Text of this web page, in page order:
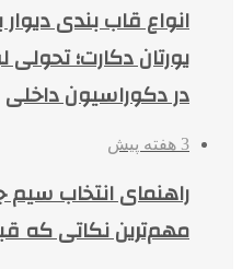
انواع قاب بندی
یورتان دکارت؛
در دکوراسیون داخلی
3 هفته پیش
راهنمای انتخاب
مهم‌ترین نکاتی که قبل